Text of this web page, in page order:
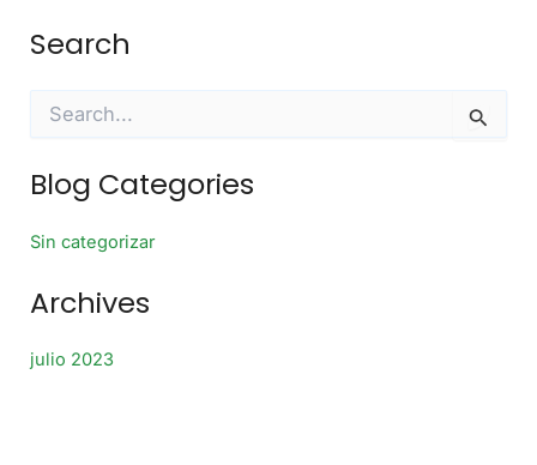
Search
c
a
p
:
Blog Categories
Sin categorizar
Archives
julio 2023